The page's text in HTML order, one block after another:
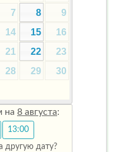
7 8
9
14 15
16
21 22
23
28 29
30
на 8 августа:
13:00
другую дату?